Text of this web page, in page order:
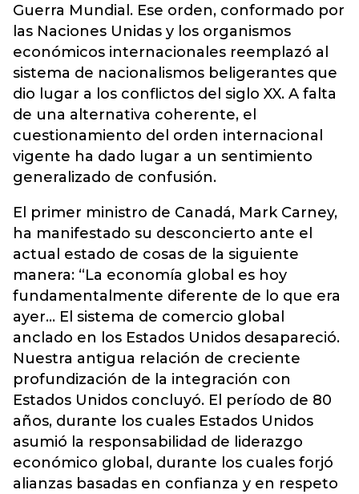
Guerra Mundial. Ese orden, conformado por
las Naciones Unidas y los organismos
económicos internacionales reemplazó al
sistema de nacionalismos beligerantes que
dio lugar a los conflictos del siglo XX. A falta
de una alternativa coherente, el
cuestionamiento del orden internacional
vigente ha dado lugar a un sentimiento
generalizado de confusión.
El primer ministro de Canadá, Mark Carney,
ha manifestado su desconcierto ante el
actual estado de cosas de la siguiente
manera: “La economía global es hoy
fundamentalmente diferente de lo que era
ayer… El sistema de comercio global
anclado en los Estados Unidos desapareció.
Nuestra antigua relación de creciente
profundización de la integración con
Estados Unidos concluyó. El período de 80
años, durante los cuales Estados Unidos
asumió la responsabilidad de liderazgo
económico global, durante los cuales forjó
alianzas basadas en confianza y en respeto